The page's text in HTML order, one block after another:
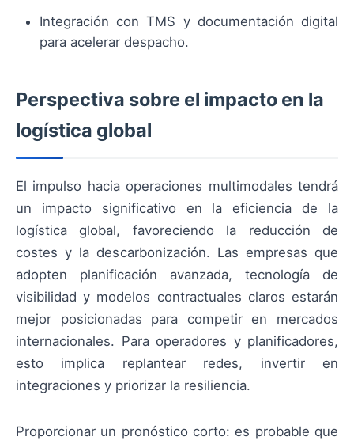
Integración con TMS y documentación digital
para acelerar despacho.
Perspectiva sobre el impacto en la
logística global
El impulso hacia operaciones multimodales tendrá
un impacto significativo en la eficiencia de la
logística global, favoreciendo la reducción de
costes y la descarbonización. Las empresas que
adopten planificación avanzada, tecnología de
visibilidad y modelos contractuales claros estarán
mejor posicionadas para competir en mercados
internacionales. Para operadores y planificadores,
esto implica replantear redes, invertir en
integraciones y priorizar la resiliencia.
Proporcionar un pronóstico corto: es probable que